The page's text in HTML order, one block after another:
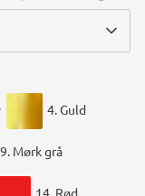
4. Guld
9. Mørk grå
14. Rød